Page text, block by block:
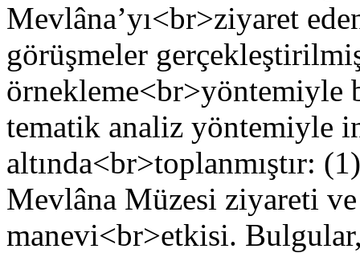
Mevlâna’yı<br>ziyaret
görüşmeler
örnekleme<br>yöntemiyle
tematik analiz yöntemiyle
altında<br>toplanmıştır:
Mevlâna Müzesi ziyareti
manevi<br>etkisi.